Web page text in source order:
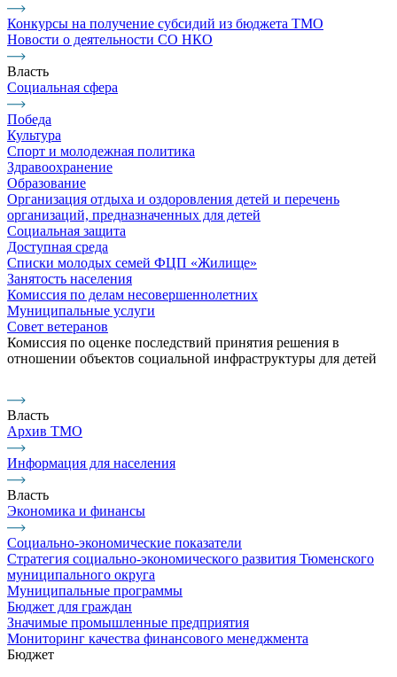
Конкурсы на получение субсидий из бюджета ТМО
Новости о деятельности СО НКО
Власть
Социальная сфера
Победа
Культура
Спорт и молодежная политика
Здравоохранение
Образование
Организация отдыха и оздоровления детей и перечень
организаций, предназначенных для детей
Социальная защита
Доступная среда
Списки молодых семей ФЦП «Жилище»
Занятость населения
Комиссия по делам несовершеннолетних
Муниципальные услуги
Совет ветеранов
Комиссия по оценке последствий принятия решения в
отношении объектов социальной инфраструктуры для детей
Власть
Архив ТМО
Информация для населения
Власть
Экономика и финансы
Социально-экономические показатели
Стратегия социально-экономического развития Тюменского
муниципального округа
Муниципальные программы
Бюджет для граждан
Значимые промышленные предприятия
Мониторинг качества финансового менеджмента
Бюджет